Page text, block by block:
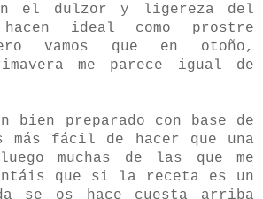
el dulzor y ligereza del
ideal como prostre
vamos que en otoño,
me parece igual de
bien preparado con base de
más fácil de hacer que una
muchas de las que me
que si la receta es un
se os hace cuesta arriba